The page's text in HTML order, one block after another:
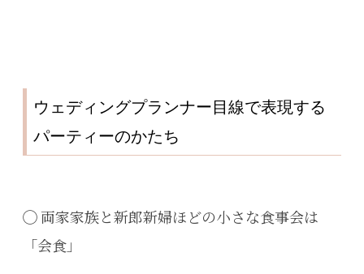
ウェディングプランナー目線で表現する
パーティーのかたち
◯ 両家家族と新郎新婦ほどの小さな食事会は
「会食」